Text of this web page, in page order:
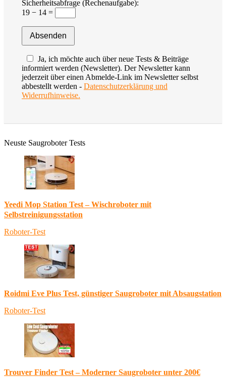
Sicherheitsabfrage (Rechenaufgabe):
19 − 14 =
Ja, ich möchte auch über neue Tests & Beiträge
informiert werden (Newsletter). Der Newsletter kann
jederzeit über einen Abmelde-Link im Newsletter selbst
abbestellt werden - Datenschutzerklärung und
Widerrufhinweise.
Neuste Saugroboter Tests
Yeedi Mop Station Test – Wischroboter mit
Selbstreinigungsstation
Roboter-Test
Roidmi Eve Plus Test, günstiger Saugroboter mit Absaugstation
Roboter-Test
Trouver Finder Test – Moderner Saugroboter unter 200€